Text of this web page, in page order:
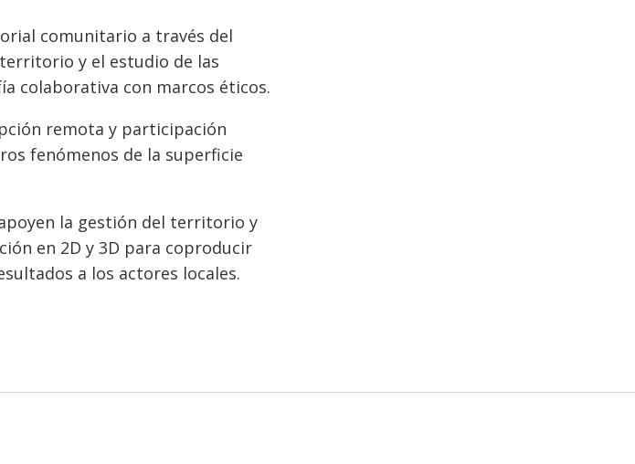
comunitario a través del
y el estudio de las
colaborativa con marcos éticos.
remota y participación
fenómenos de la superficie
la gestión del territorio y
en 2D y 3D para coproducir
a los actores locales.